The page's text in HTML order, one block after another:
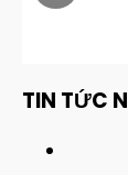
TIN TỨC